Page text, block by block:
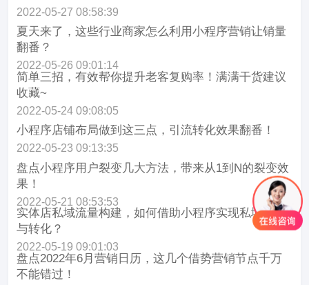
2022-05-27 08:58:39
夏天来了，这些行业商家怎么利用小程序营销让销量
翻番？
2022-05-26 09:01:14
简单三招，有效帮你提升老客复购率！满满干货建议
收藏~
2022-05-24 09:08:05
小程序店铺布局做到这三点，引流转化效果翻番！
2022-05-23 09:13:35
盘点小程序用户裂变几大方法，带来从1到N的裂变效
果！
2022-05-21 08:53:53
实体店私域流量构建，如何借助小程序实现私域增长
与转化？
2022-05-19 09:01:03
盘点2022年6月营销日历，这几个借势营销节点千万
不能错过！